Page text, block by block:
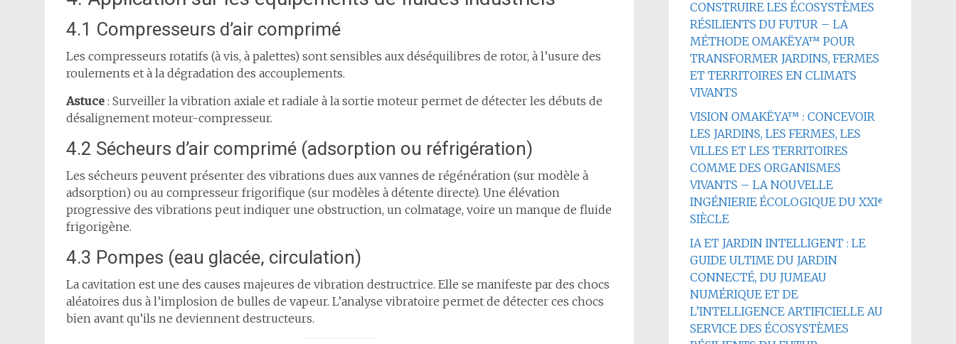
4.1 Compresseurs d’air comprimé
Les compresseurs rotatifs (à vis, à palettes) sont sensibles aux déséquilibres de rotor, à l’usure des
roulements et à la dégradation des accouplements.
Astuce : Surveiller la vibration axiale et radiale à la sortie moteur permet de détecter les débuts de
désalignement moteur-compresseur.
4.2 Sécheurs d’air comprimé (adsorption ou réfrigération)
Les sécheurs peuvent présenter des vibrations dues aux vannes de régénération (sur modèle à
adsorption) ou au compresseur frigorifique (sur modèles à détente directe). Une élévation
progressive des vibrations peut indiquer une obstruction, un colmatage, voire un manque de fluide
frigorigène.
4.3 Pompes (eau glacée, circulation)
La cavitation est une des causes majeures de vibration destructrice. Elle se manifeste par des chocs
aléatoires dus à l’implosion de bulles de vapeur. L’analyse vibratoire permet de détecter ces chocs
bien avant qu’ils ne deviennent destructeurs.
CONSTRUIRE LES ÉCOSYSTÈMES
RÉSILIENTS DU FUTUR – LA
MÉTHODE OMAKËYA™ POUR
TRANSFORMER JARDINS, FERMES
ET TERRITOIRES EN CLIMATS
VIVANTS
VISION OMAKËYA™ : CONCEVOIR
LES JARDINS, LES FERMES, LES
VILLES ET LES TERRITOIRES
COMME DES ORGANISMES
VIVANTS – LA NOUVELLE
INGÉNIERIE ÉCOLOGIQUE DU XXIᵉ
SIÈCLE
IA ET JARDIN INTELLIGENT : LE
GUIDE ULTIME DU JARDIN
CONNECTÉ, DU JUMEAU
NUMÉRIQUE ET DE
L’INTELLIGENCE ARTIFICIELLE AU
SERVICE DES ÉCOSYSTÈMES